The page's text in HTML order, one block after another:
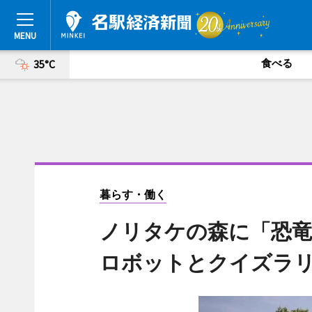
35°C 食べる
暮らす・働く
ノリタケの森に「恐
ロボットとクイズラ